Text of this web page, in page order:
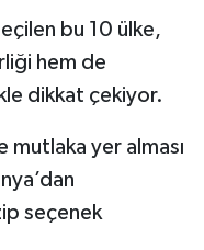
bu 10 ülke,
hem de
dikkat çekiyor.
mutlaka yer alması
seçenek